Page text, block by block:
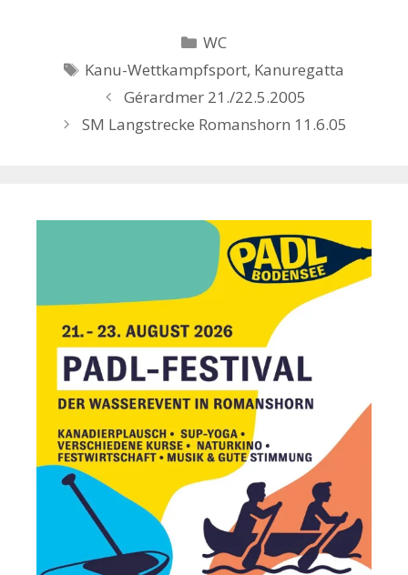
Kategorien
WC
Schlagwörter
Kanu-Wettkampfsport, Kanuregatta
Gérardmer 21./22.5.2005
SM Langstrecke Romanshorn 11.6.05